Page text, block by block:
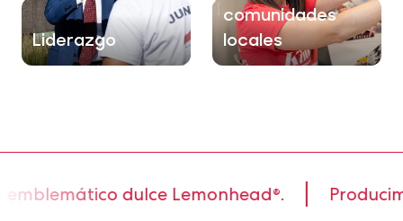
Liderazgo
comunidades
locales
dulce Lemonhead®. Producimos